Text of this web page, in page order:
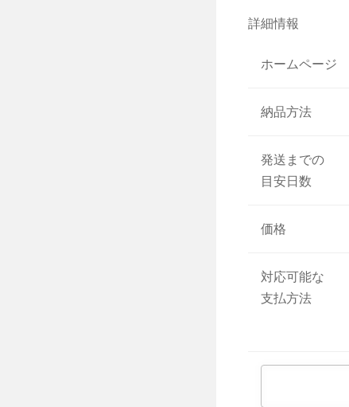
詳細情報
ホームページ
納品方法
発送までの
目安日数
価格
対応可能な
支払方法